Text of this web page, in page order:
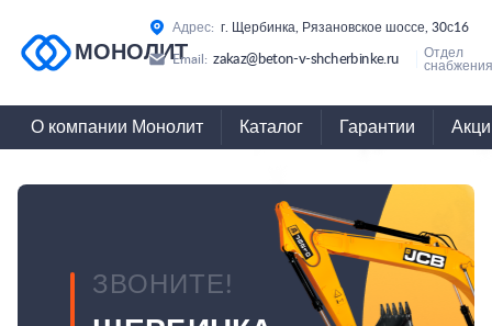
МОНОЛИТ
Адрес: г. Щербинка, Рязановское шоссе, 30с16
Email: zakaz@beton-v-shcherbinke.ru
Отдел
О компании Монолит Каталог Гарантии
ЗВОНИТЕ!